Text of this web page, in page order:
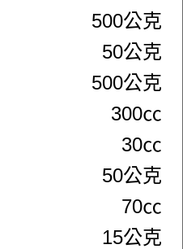
500公克
50公克
500公克
300㏄
30㏄
50公克
70㏄
15公克